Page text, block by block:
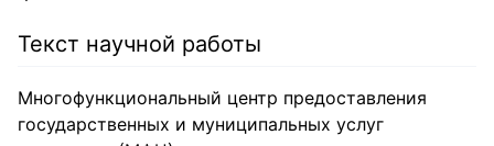
Текст научной работы
Многофункциональный центр предоставления
государственных и муниципальных услуг